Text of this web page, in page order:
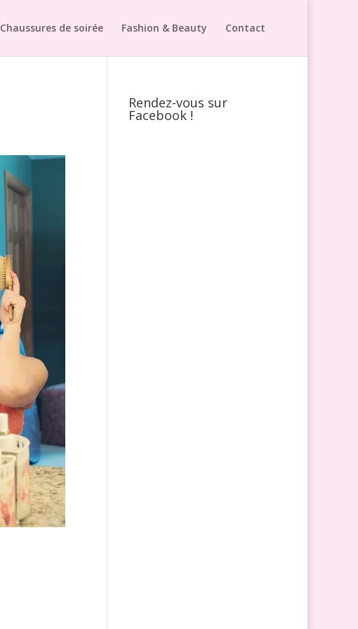
Chaussures de soirée Fashion & Beauty Contact
Rendez-vous sur
Facebook !